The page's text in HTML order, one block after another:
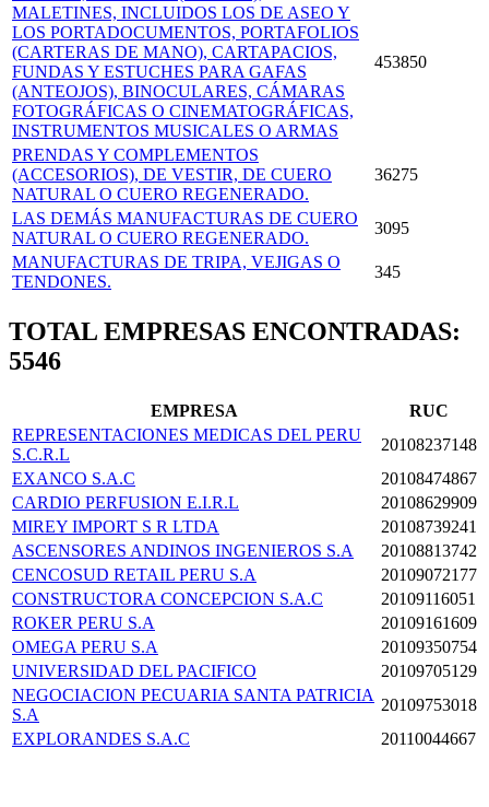
MALETINES, INCLUIDOS LOS DE ASEO Y
LOS PORTADOCU­MENTOS, PORTAFOLIOS
(CARTERAS DE MANO), CARTAPACIOS,
FUNDAS Y ESTUCHES PARA GAFAS
(ANTEOJOS), BINOCULARES, CÁMARAS
FOTOGRÁFICAS O CINEMATOGRÁFICAS,
INSTRUMENTOS MUSICALES O ARMAS
453850
PRENDAS Y COMPLEMENTOS
(ACCESORIOS), DE VESTIR, DE CUERO
NATURAL O CUERO REGENERADO.
36275
LAS DEMÁS MANUFACTURAS DE CUERO
NATURAL O CUERO REGENERADO.
3095
MANUFACTURAS DE TRIPA, VEJIGAS O
TENDONES.
345
TOTAL EMPRESAS ENCONTRADAS:
5546
EMPRESA
RUC
REPRESENTACIONES MEDICAS DEL PERU
S.C.R.L
20108237148
EXANCO S.A.C
20108474867
CARDIO PERFUSION E.I.R.L
20108629909
MIREY IMPORT S R LTDA
20108739241
ASCENSORES ANDINOS INGENIEROS S.A
20108813742
CENCOSUD RETAIL PERU S.A
20109072177
CONSTRUCTORA CONCEPCION S.A.C
20109116051
ROKER PERU S.A
20109161609
OMEGA PERU S.A
20109350754
UNIVERSIDAD DEL PACIFICO
20109705129
NEGOCIACION PECUARIA SANTA PATRICIA
S.A
20109753018
EXPLORANDES S.A.C
20110044667